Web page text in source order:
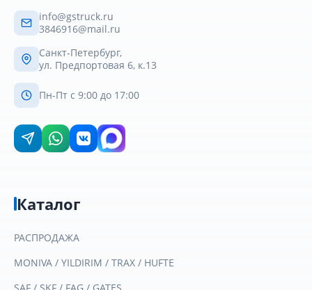
info@gstruck.ru
3846916@mail.ru
Санкт-Петербург,
ул. Предпортовая 6, к.13
Пн-Пт с 9:00 до 17:00
Каталог
РАСПРОДАЖА
MONIVA / YILDIRIM / TRAX / HUFTE